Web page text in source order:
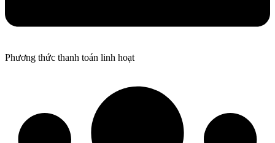
Phương thức thanh toán linh hoạt